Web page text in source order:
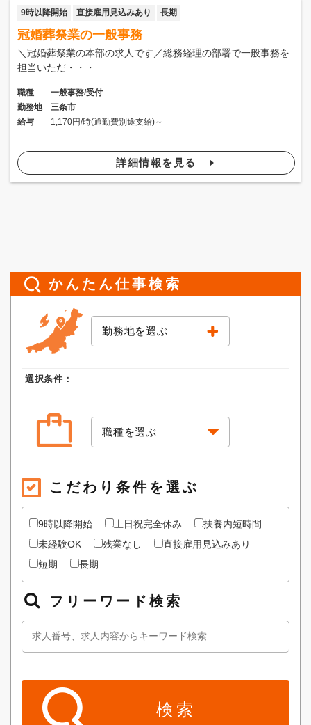
9時以降開始 直接雇用見込みあり 長期
冠婚葬祭業の一般事務
＼冠婚葬祭業の本部の求人です／総務経理の部署で一般事務を
担当いただ・・・
職種
一般事務/受付
勤務地
三条市
給与
1,170円/時(通勤費別途支給)～
詳細情報を見る
かんたん仕事検索
勤務地を選ぶ
選択条件：
こだわり条件を選ぶ
9時以降開始 土日祝完全休み
扶養内短時間
未経験OK
残業なし
直接雇用見込みあり
短期
長期
フリーワード検索